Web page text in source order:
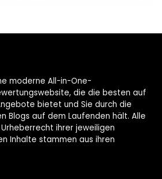
moderne All-in-One-
die die besten auf
bietet und Sie durch die
Blogs auf dem Laufenden hält. Alle
ihrer jeweiligen
Inhalte stammen aus ihren